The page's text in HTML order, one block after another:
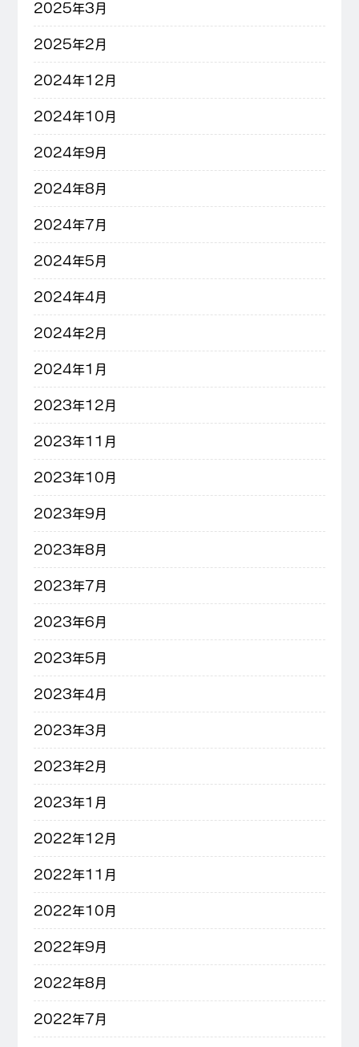
2025年3月
2025年2月
2024年12月
2024年10月
2024年9月
2024年8月
2024年7月
2024年5月
2024年4月
2024年2月
2024年1月
2023年12月
2023年11月
2023年10月
2023年9月
2023年8月
2023年7月
2023年6月
2023年5月
2023年4月
2023年3月
2023年2月
2023年1月
2022年12月
2022年11月
2022年10月
2022年9月
2022年8月
2022年7月